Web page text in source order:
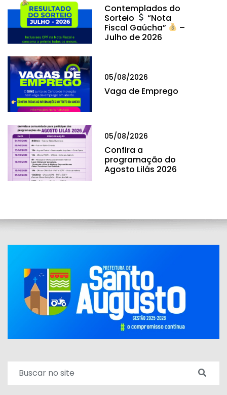
Contemplados do
Sorteio
“Nota
Fiscal Gaúcha”
–
Julho de 2026
05/08/2026
Vaga de Emprego
05/08/2026
Confira a
programação do
Agosto Lilás 2026